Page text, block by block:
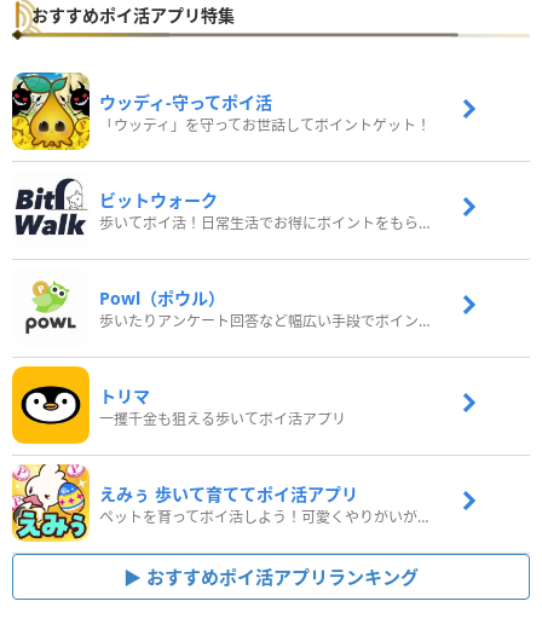
おすすめポイ活アプリ特集
ウッディ‐守ってポイ活
「ウッディ」を守ってお世話してポイントゲット！
ビットウォーク
歩いてポイ活！日常生活でお得にポイントをもらおう
Powl（ポウル）
歩いたりアンケート回答など幅広い手段でポイントをゲット
トリマ
一攫千金も狙える歩いてポイ活アプリ
えみぅ 歩いて育ててポイ活アプリ
ペットを育ってポイ活しよう！可愛くやりがいがある新感覚アプリ
おすすめポイ活アプリランキング